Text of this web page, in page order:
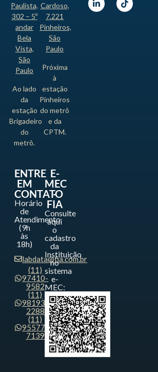
Paulista,
302 – 5º
andar
Bela
Vista,
São
Paulo
Ao lado
da
estação
Brigadeiro
do
metrô.
Cardoso,
7.221
Pinheiros,
São
Paulo
Próxima
à
estação
Pinheiros
do metrô
e da
CPTM.
ENTRE
EM
CONTATO
Horário
de
Atendimento
(9h
às
18h)
labdata@fia.com.br
(11)
97410-
9582
(11)
98193-
2288
(11)
95577-
7139
E-
MEC
-
FIA
Consulte
aqui
o
cadastro
da
Instituição
no
sistema
e-
MEC: